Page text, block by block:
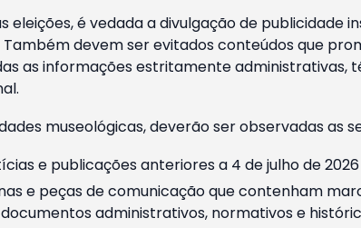
eleições, é vedada a divulgação de publicidade
devem ser evitados conteúdos que
as informações estritamente administrativas,
museológicas, deverão ser observadas as
e publicações anteriores a 4 de julho de
e peças de comunicação que contenham
administrativos, normativos e